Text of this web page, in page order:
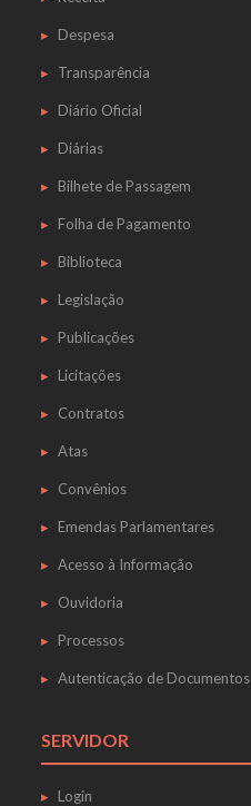
Despesa
Transparência
Diário Oficial
Diárias
Bilhete de Passagem
Folha de Pagamento
Biblioteca
Legislação
Publicações
Licitações
Contratos
Atas
Convênios
Emendas Parlamentares
Acesso à Informação
Ouvidoria
Processos
Autenticação de Documentos
SERVIDOR
Login